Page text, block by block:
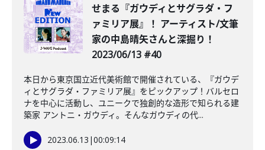
せまる『ガウディとサグラダ・フ
ァミリア展』！ アーティスト/文筆
家の中島晴矢さんと深掘り！
2023/06/13 #40
本日から東京国立近代美術館で開催されている、『ガウデ
ィとサグラダ・ファミリア展』をピックアップ！バルセロ
ナを中心に活動し、ユニークで独創的な造形で知られる建
築家 アントニ・ガウディ。そんなガウディの代...
2023.06.13 |00:09:14